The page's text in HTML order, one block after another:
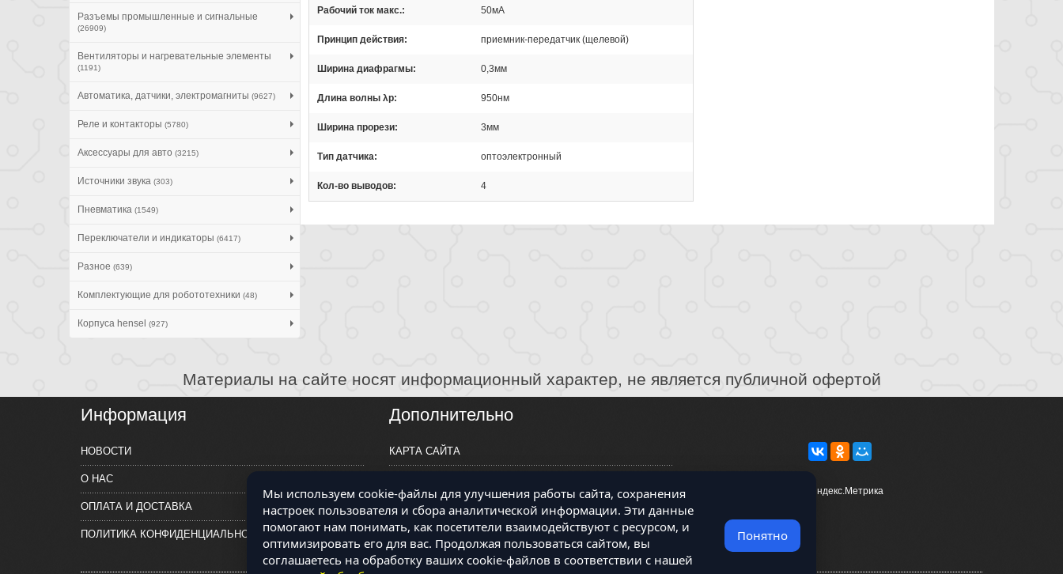
Разъемы промышленные и сигнальные
(26909)
Вентиляторы и нагревательные элементы
(1191)
Автоматика, датчики, электромагниты (9627)
Реле и контакторы (5780)
Аксессуары для авто (3215)
Источники звука (303)
Пневматика (1549)
Переключатели и индикаторы (6417)
Разное (639)
Комплектующие для робототехники (48)
Корпуса hensel (927)
Рабочий ток макс. 50мА
Принцип действия приемник-передатчик (щелевой)
Ширина диафрагмы 0,3мм
Длина волны λp 950нм
Ширина прорези 3мм
Тип датчика оптоэлектронный
Кол-во выводов 4
Материалы на сайте носят информационный характер, не является публичной офертой
Информация
НОВОСТИ
О НАС
ОПЛАТА И ДОСТАВКА
ПОЛИТИКА КОНФИДЕНЦИАЛЬНОСТИ
Дополнительно
КАРТА САЙТА
КОНТАКТЫ
Мы используем cookie-файлы для улучшения работы сайта, сохранения
настроек пользователя и сбора аналитической информации. Эти данные
помогают нам понимать, как посетители взаимодействуют с ресурсом, и
оптимизировать его для вас. Продолжая пользоваться сайтом, вы
соглашаетесь на обработку ваших cookie-файлов в соответствии с нашей
Понятно